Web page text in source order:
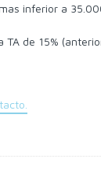
inferior a
de 15%